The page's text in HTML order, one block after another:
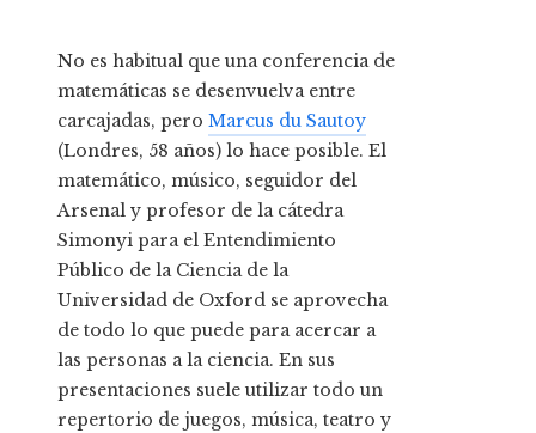
No es habitual que una conferencia de
matemáticas se desenvuelva entre
carcajadas, pero Marcus du Sautoy
(Londres, 58 años) lo hace posible. El
matemático, músico, seguidor del
Arsenal y profesor de la cátedra
Simonyi para el Entendimiento
Público de la Ciencia de la
Universidad de Oxford se aprovecha
de todo lo que puede para acercar a
las personas a la ciencia. En sus
presentaciones suele utilizar todo un
repertorio de juegos, música, teatro y